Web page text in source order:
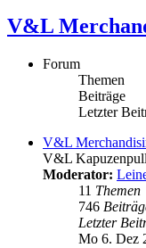
V&L
Forum
Themen
Beiträge
Letzter
V&L
V&L
Moderator:
11 Themen
746
Letzter
Mo 6. Dez